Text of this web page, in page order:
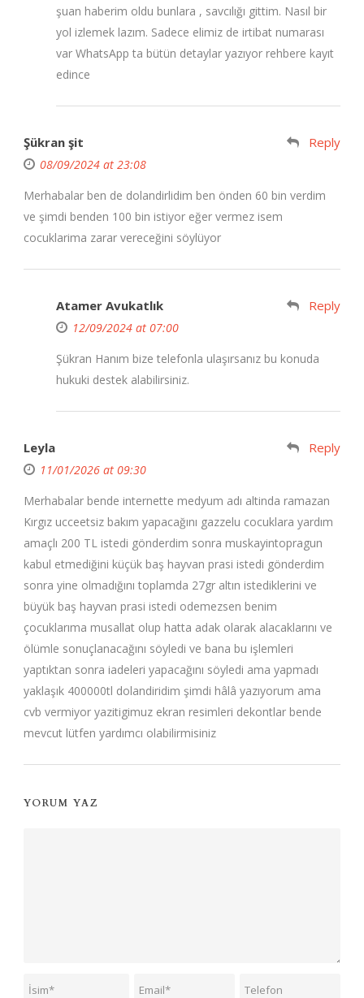
şuan haberim oldu bunlara , savcılığı gittim. Nasıl bir
yol izlemek lazım. Sadece elimiz de irtibat numarası
var WhatsApp ta bütün detaylar yazıyor rehbere kayıt
edince
Şükran şit
08/09/2024 at 23:08
Reply
Merhabalar ben de dolandirlidim ben önden 60 bin verdim
ve şimdi benden 100 bin istiyor eğer vermez isem
cocuklarima zarar vereceğini söylüyor
Atamer Avukatlık
12/09/2024 at 07:00
Reply
Şükran Hanım bize telefonla ulaşırsanız bu konuda
hukuki destek alabilirsiniz.
Leyla
11/01/2026 at 09:30
Reply
Merhabalar bende internette medyum adı altinda ramazan
Kırgız ucceetsiz bakım yapacağını gazzelu cocuklara yardım
amaçlı 200 TL istedi gönderdim sonra muskayintopragun
kabul etmediğini küçük baş hayvan prasi istedi gönderdim
sonra yine olmadığını toplamda 27gr altın istediklerini ve
büyük baş hayvan prasi istedi odemezsen benim
çocuklarıma musallat olup hatta adak olarak alacaklarını ve
ölümle sonuçlanacağını söyledi ve bana bu işlemleri
yaptıktan sonra iadeleri yapacağını söyledi ama yapmadı
yaklaşık 400000tl dolandiridim şimdi hâlâ yazıyorum ama
cvb vermiyor yazitigimuz ekran resimleri dekontlar bende
mevcut lütfen yardımcı olabilirmisiniz
YORUM YAZ